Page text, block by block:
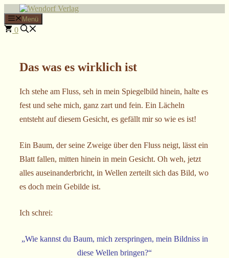
Inhalt
springen
Menü
0
Das was es wirklich ist
Ich stehe am Fluss, seh in mein Spiegelbild hinein, halte es
fest und sehe mich, ganz zart und fein. Ein Lächeln
entsteht auf diesem Gesicht, es gefällt mir so wie es ist!
Ein Baum, der seine Zweige über den Fluss neigt, lässt ein
Blatt fallen, mitten hinein in mein Gesicht. Oh weh, jetzt
alles auseinanderbricht, in Wellen zerteilt sich das Bild, wo
es doch mein Gebilde ist.
Ich schrei:
„Wie kannst du Baum, mich zerspringen, mein Bildniss in
diese Wellen bringen?“